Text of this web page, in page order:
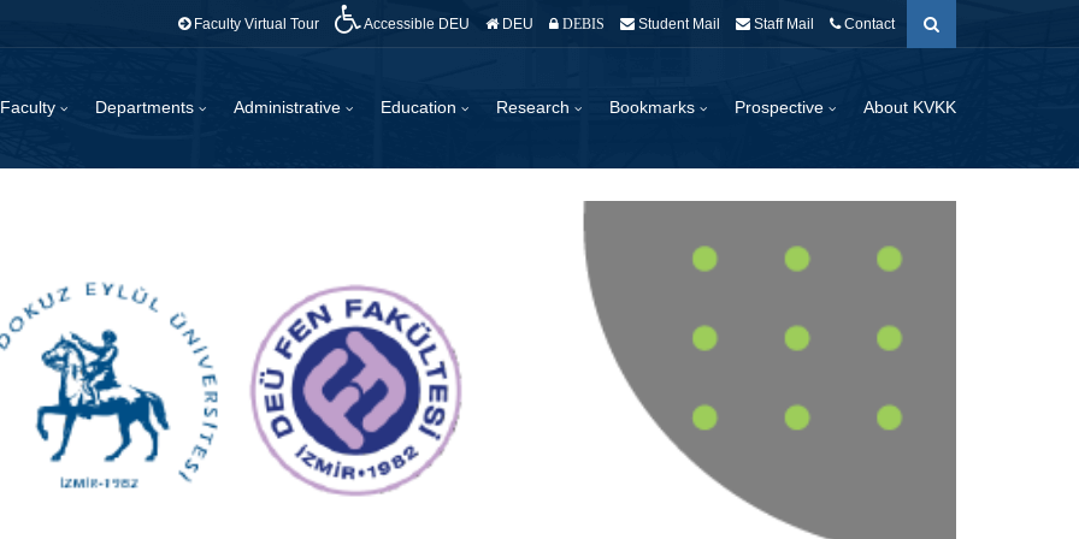
Faculty Virtual Tour Accessible DEU DEU DEBIS Student Mail Staff Mail Contact
Faculty Departments Administrative Education Research Bookmarks Prospective About KVKK